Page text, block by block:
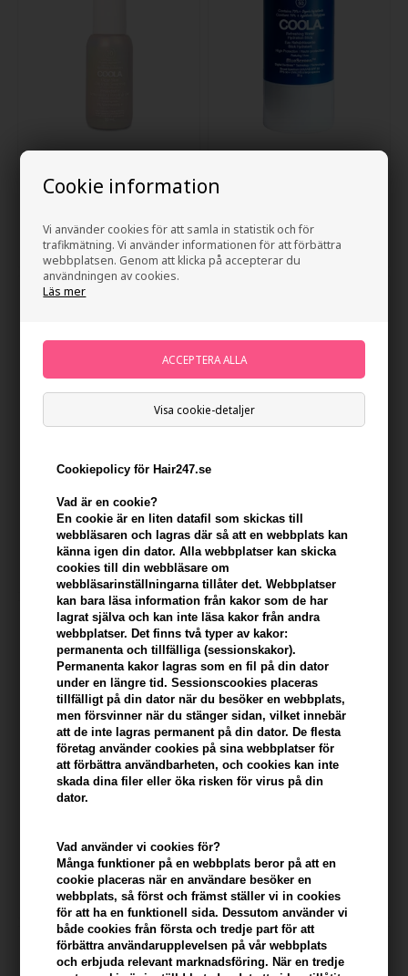
Cookie information
Vi använder cookies för att samla in statistik och för
trafikmätning. Vi använder informationen för att förbättra
webbplatsen. Genom att klicka på accepterar du
användningen av cookies.
Läs mer
Visa cookie-detaljer
Cookiepolicy för Hair247.se
Vad är en cookie?
En cookie är en liten datafil som skickas till
webbläsaren och lagras där så att en webbplats kan
känna igen din dator. Alla webbplatser kan skicka
cookies till din webbläsare om
webbläsarinställningarna tillåter det. Webbplatser
kan bara läsa information från kakor som de har
lagrat själva och kan inte läsa kakor från andra
webbplatser. Det finns två typer av kakor:
permanenta och tillfälliga (sessionskakor).
Permanenta kakor lagras som en fil på din dator
under en längre tid. Sessionscookies placeras
tillfälligt på din dator när du besöker en webbplats,
men försvinner när du stänger sidan, vilket innebär
att de inte lagras permanent på din dator. De flesta
företag använder cookies på sina webbplatser för
att förbättra användbarheten, och cookies kan inte
skada dina filer eller öka risken för virus på din
dator.
Vad använder vi cookies för?
Många funktioner på en webbplats beror på att en
cookie placeras när en användare besöker en
webbplats, så först och främst ställer vi in ​​cookies
för att ha en funktionell sida. Dessutom använder vi
både cookies från första och tredje part för att
förbättra användarupplevelsen på vår webbplats
och erbjuda relevant marknadsföring. När en tredje
Sunscreen SPF30 - 33ml
SPF50 Fragrance Free 50ml
330,00 SEK
330,00 SEK
330,00 SEK
228,00